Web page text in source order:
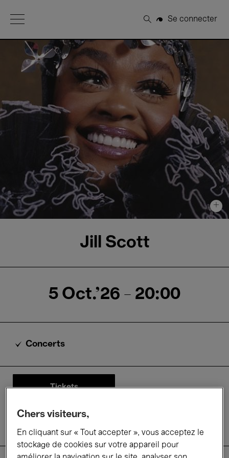
Open Menu
Rechercher
Se connecter
+
Jill Scott
5 Oct.'26 - 20:00
Concerts
Descriptif
Tarifs
Tickets
Chers visiteurs,
En cliquant sur « Tout accepter », vous acceptez le
stockage de cookies sur votre appareil pour